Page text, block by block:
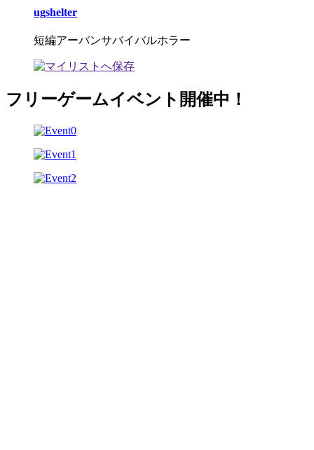
ugshelter
短編アーバンサバイバルホラー
フリーゲームイベント開催中！